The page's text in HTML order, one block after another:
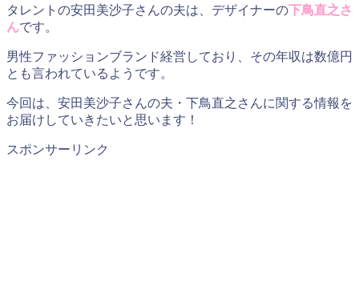
タレントの安田美沙子さんの夫は、デザイナーの下鳥直之さ
んです。
男性ファッションブランド経営しており、その年収は数億円
とも言われているようです。
今回は、安田美沙子さんの夫・下鳥直之さんに関する情報を
お届けしていきたいと思います！
スポンサーリンク